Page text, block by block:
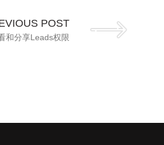
POST
和分享Leads权限